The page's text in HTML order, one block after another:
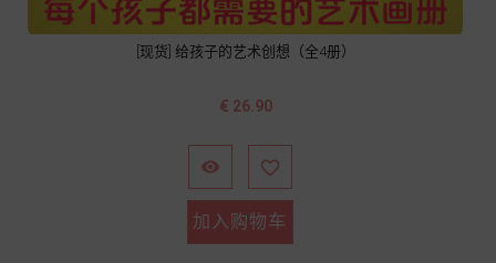
[现货] 给孩子的艺术创想（全4册）
价
€ 26.90
 
加入购物车